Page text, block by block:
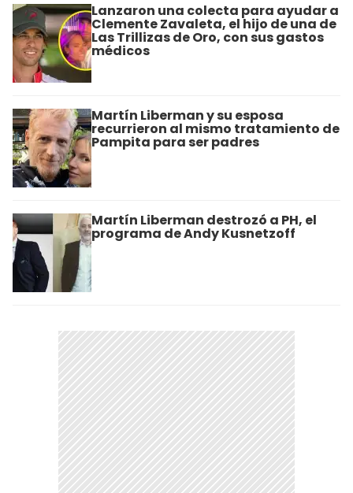
Lanzaron una colecta para ayudar a
Clemente Zavaleta, el hijo de una de
Las Trillizas de Oro, con sus gastos
médicos
Martín Liberman y su esposa
recurrieron al mismo tratamiento de
Pampita para ser padres
Martín Liberman destrozó a PH, el
programa de Andy Kusnetzoff